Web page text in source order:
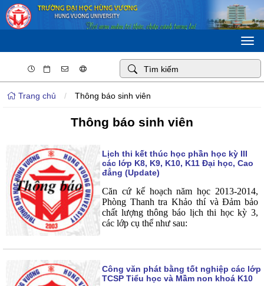
Trang chủ / Thông báo sinh viên
Thông báo sinh viên
Lịch thi kết thúc học phần học kỳ III
các lớp K8, K9, K10, K11 Đại học, Cao
đẳng (Update)
Căn cứ kế hoạch năm học 2013-2014,
Phòng Thanh tra Khảo thí và Đảm bảo
chất lượng thông báo lịch thi học kỳ 3,
các lớp cụ thể như sau:
Công văn phát bằng tốt nghiệp các lớp
TCSP Tiểu học và Mầm non khoá K10